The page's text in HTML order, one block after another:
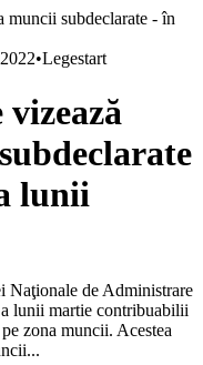
•Legestart
lunii
Naţionale de Administrare
lunii martie contribuabilii
zona muncii. Acestea